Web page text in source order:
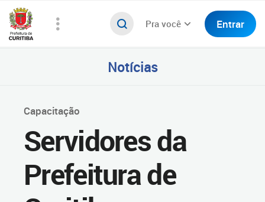
Pra você Entrar
Notícias
Capacitação
Servidores da
Prefeitura de